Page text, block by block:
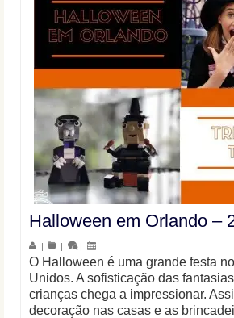
Halloween em Orlando –
| | |
O Halloween é uma grande festa
Unidos. A sofisticação das
crianças chega a impressionar.
decoração nas casas e as